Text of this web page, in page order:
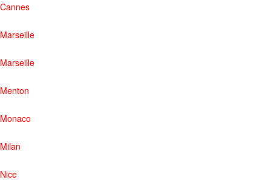
Cannes
Marseille
Marseille
Menton
Monaco
Milan
Nice